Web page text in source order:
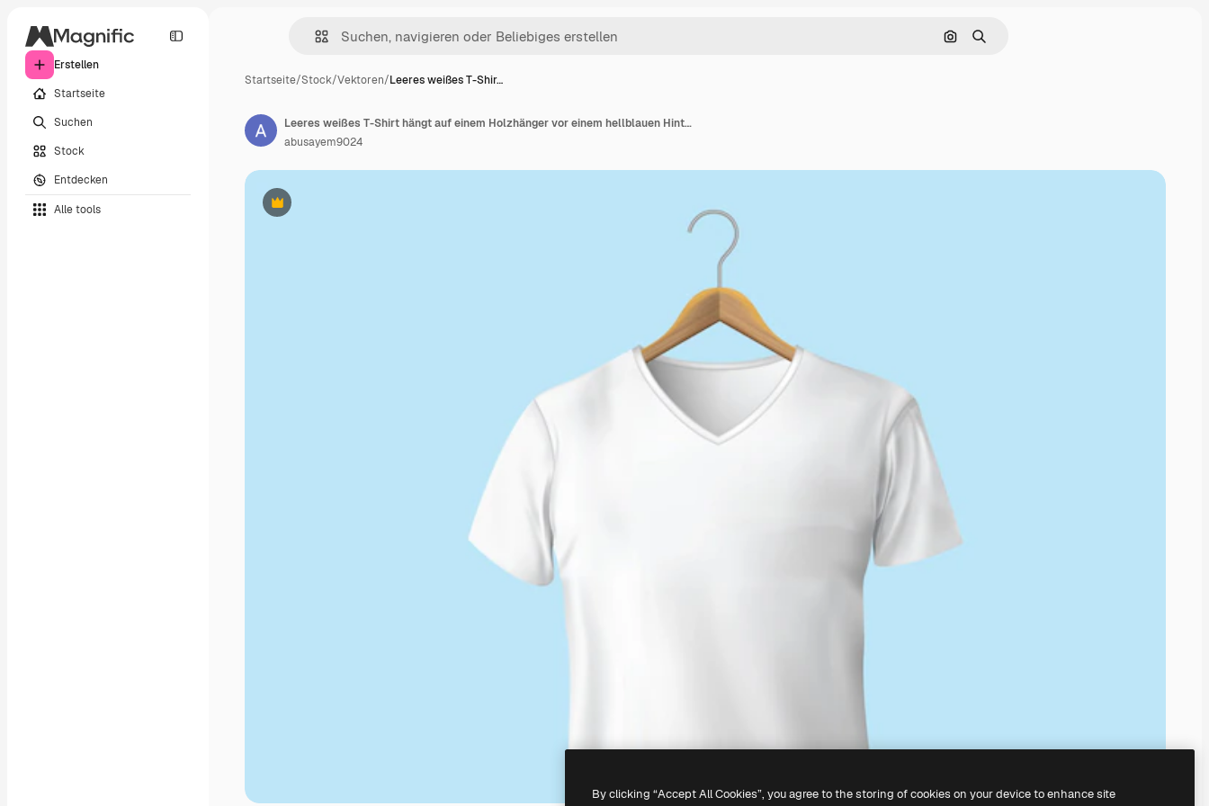
Erstellen
Startseite
Suchen
Stock
Entdecken
Alle tools
Nach Bild suchen
Suchen
Startseite/Stock/Vektoren/Leeres weißes T-Shir…
Premium
Leeres weißes T-Shirt hängt auf einem Holzhänger vor einem hellblauen Hintergrund
abusayem9024
By clicking “Accept All Cookies”, you agree to the storing of cookies on your device to enhance site